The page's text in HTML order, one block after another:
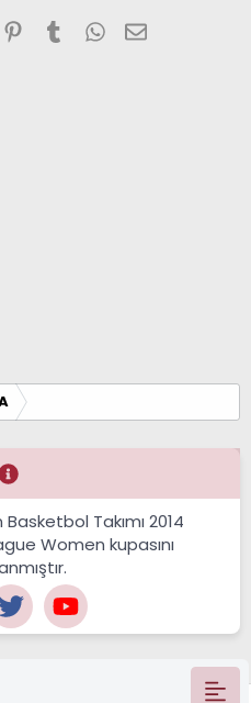
Pinterest
TumblrWhatsApp
E-posta
Takımı 2014
Women kupasını